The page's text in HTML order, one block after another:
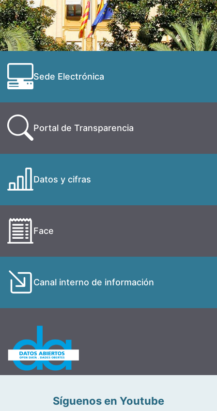
Sede Electrónica
Portal de Transparencia
Datos y cifras
Face
Canal interno de información
Síguenos en Youtube